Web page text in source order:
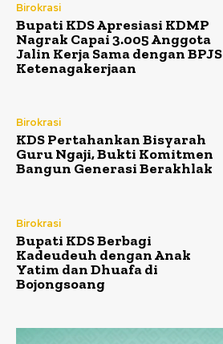
Birokrasi
Bupati KDS Apresiasi KDMP
Nagrak Capai 3.005 Anggota
Jalin Kerja Sama dengan BPJS
Ketenagakerjaan
Birokrasi
KDS Pertahankan Bisyarah
Guru Ngaji, Bukti Komitmen
Bangun Generasi Berakhlak
Birokrasi
Bupati KDS Berbagi
Kadeudeuh dengan Anak
Yatim dan Dhuafa di
Bojongsoang